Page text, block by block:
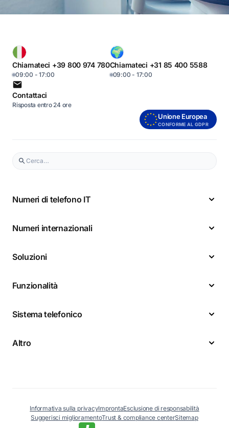
Chiamateci +39 800 974 780
09:00 - 17:00
Chiamateci +31 85 400 5588
09:00 - 17:00
Contattaci
Risposta entro 24 ore
Unione Europea
CONFORME AL GDPR
Numeri di telefono IT
Numeri internazionali
Soluzioni
Funzionalità
Sistema telefonico
Altro
Informativa sulla privacyImprontaEsclusione di responsabilità
Suggerisci miglioramentoTrust & compliance centerSitemap